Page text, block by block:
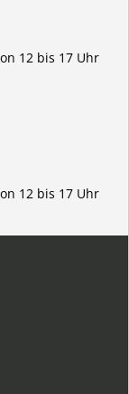
12 bis 17 Uhr
12 bis 17 Uhr